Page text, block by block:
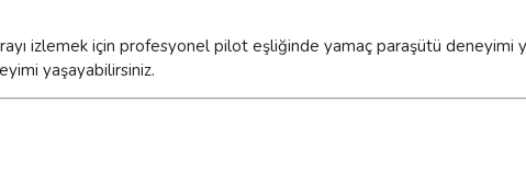
izlemek için profesyonel pilot eşliğinde yamaç paraşütü deneyimi
yaşayabilirsiniz.